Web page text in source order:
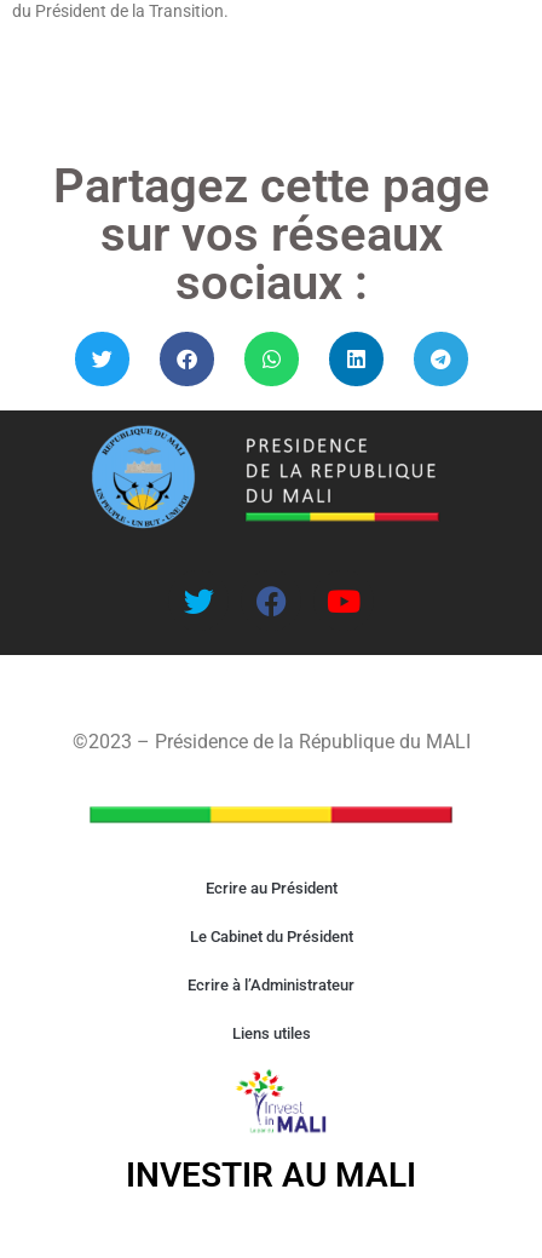
du Président de la Transition.
Partagez cette page
sur vos réseaux
sociaux :
©2023 – Présidence de la République du MALI
Ecrire au Président
Le Cabinet du Président
Ecrire à l’Administrateur
Liens utiles
INVESTIR AU MALI